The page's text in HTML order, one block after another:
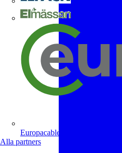
Europacable
Alla partners